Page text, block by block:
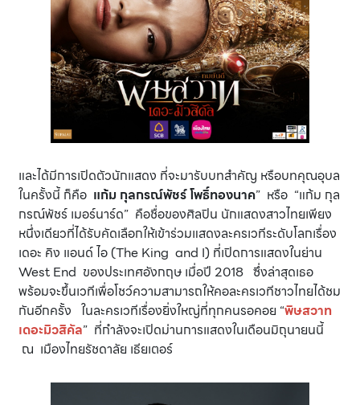
และได้มีการเปิดตัวนักแสดง ที่จะมารับบทสำคัญ หรือบทคุณอุบล
ในครั้งนี้ ก็คือ แก้ม กุลกรณ์พัชร์ โพธิ์ทองนาค” หรือ “แก้ม กุล
กรณ์พัชร์ เมอร์นาร์ด” คือชื่อของศิลปิน นักแสดงสาวไทยเพียง
หนึ่งเดียวที่ได้รับคัดเลือกให้เข้าร่วมแสดงละครเวทีระดับโลกเรื่อง
เดอะ คิง แอนด์ ไอ (The King and I) ที่เปิดการแสดงในย่าน
West End ของประเทศอังกฤษ เมื่อปี 2018 ซึ่งล่าสุดเธอ
พร้อมจะขึ้นเวทีเพื่อโชว์ความสามารถให้คอละครเวทีชาวไทยได้ชม
กันอีกครั้ง ในละครเวทีเรื่องยิ่งใหญ่ที่ทุกคนรอคอย “พิษสวาท
เดอะมิวสิคัล” ที่กำลังจะเปิดม่านการแสดงในเดือนมิถุนายนนี้
ณ เมืองไทยรัชดาลัย เธียเตอร์